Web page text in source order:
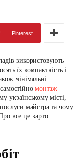
Pinterest
використовують
їх компактність і
мінімальні
монтаж
українському місті,
майстра та чому
все це варто